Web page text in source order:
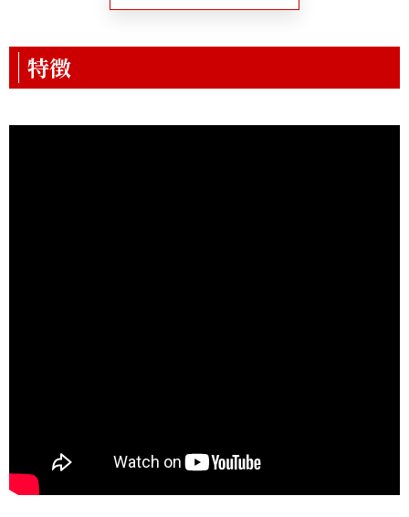
特徴